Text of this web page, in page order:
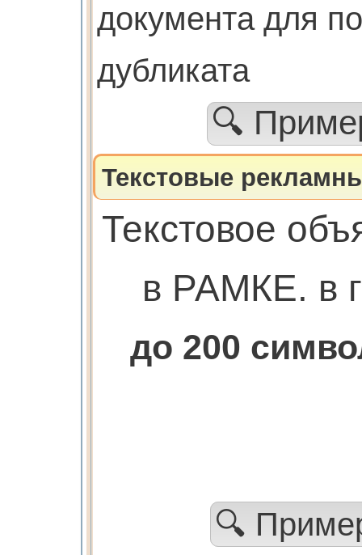
документа для
дубликата
🔍
Текстовые
Текстовое
в РАМКЕ. в
до 200
🔍